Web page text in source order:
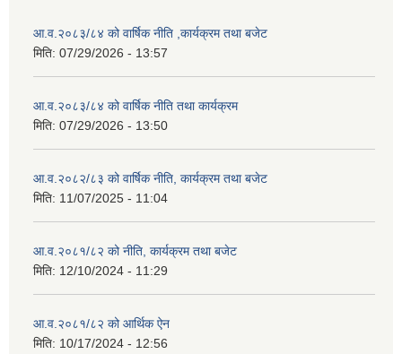
आ.व.२०८३/८४ को वार्षिक नीति ,कार्यक्रम तथा बजेट
मिति: 07/29/2026 - 13:57
आ.व.२०८३/८४ को वार्षिक नीति तथा कार्यक्रम
मिति: 07/29/2026 - 13:50
आ.व.२०८२/८३ को वार्षिक नीति, कार्यक्रम तथा बजेट
मिति: 11/07/2025 - 11:04
आ.व.२०८१/८२ को नीति, कार्यक्रम तथा बजेट
मिति: 12/10/2024 - 11:29
आ.व.२०८१/८२ को आर्थिक ऐन
मिति: 10/17/2024 - 12:56